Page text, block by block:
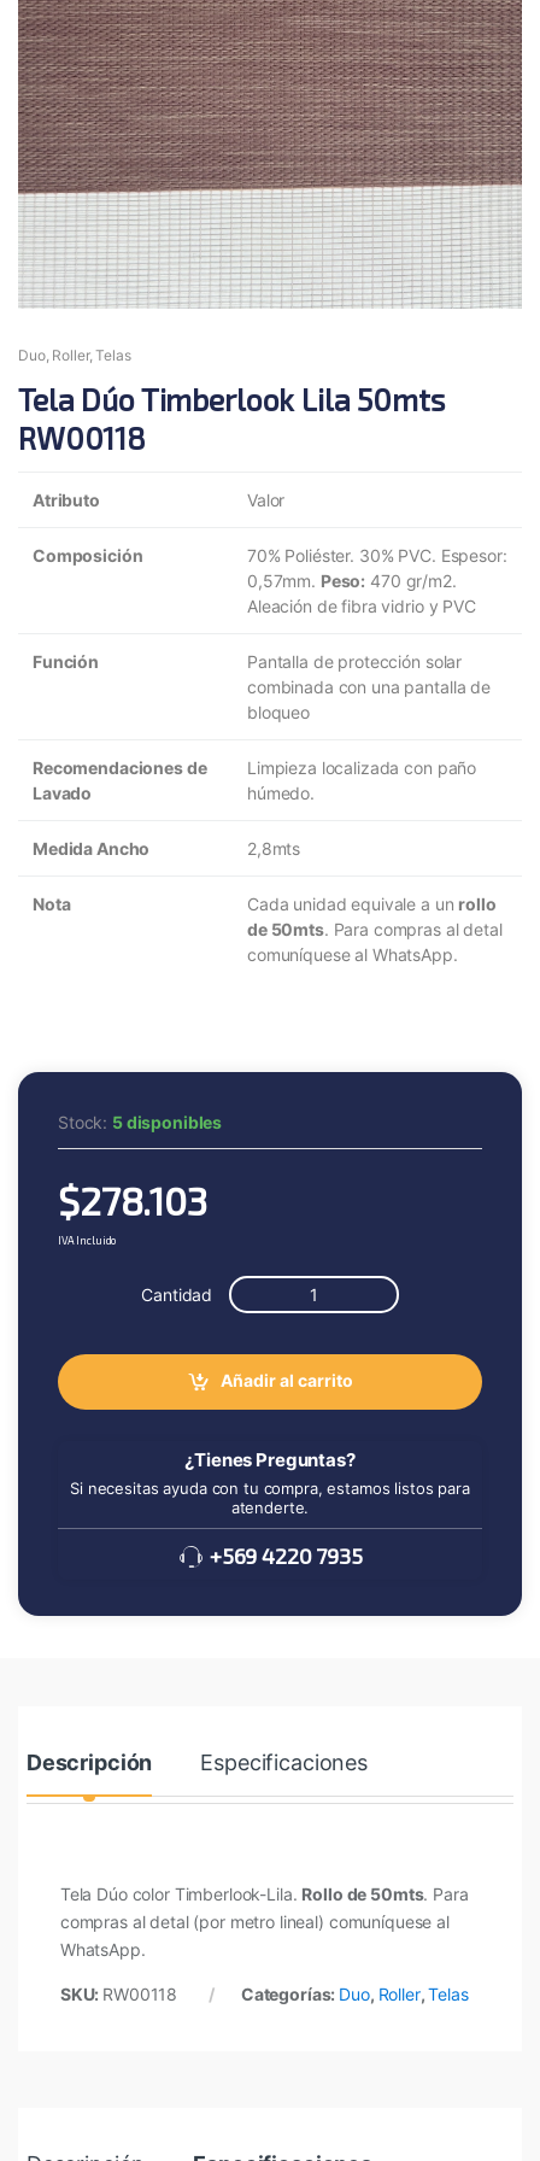
Duo, Roller,Telas
Tela Dúo Timberlook Lila 50mts
RW00118
Atributo Valor
Composición
70% Poliéster. 30% PVC. Espesor:
0,57mm. Peso: 470 gr/m2.
Aleación de fibra vidrio y PVC
Función
Pantalla de protección solar
combinada con una pantalla de
bloqueo
Recomendaciones de
Lavado
Limpieza localizada con paño
húmedo.
Medida Ancho 2,8mts
Nota Cada unidad equivale a un rollo
de 50mts. Para compras al detal
comuníquese al WhatsApp.
Stock: 5 disponibles
$278.103
IVA Incluido
Cantidad
Añadir al carrito
¿Tienes Preguntas?
Si necesitas ayuda con tu compra, estamos listos para
atenderte.
+569 4220 7935
Descripción Especificaciones
Tela Dúo color Timberlook-Lila. Rollo de 50mts. Para
compras al detal (por metro lineal) comuníquese al
WhatsApp.
SKU: RW00118 Categorías: Duo, Roller,Telas